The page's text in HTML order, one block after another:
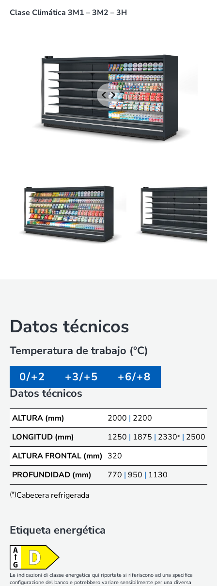
Clase Climática 3M1 – 3M2 – 3H
Datos técnicos
Temperatura de trabajo (°C)
0/+2
+3/+5
+6/+8
Datos técnicos
ALTURA (mm) 2000 | 2200
LONGITUD (mm)
1250 | 1875 | 2330* | 2500
ALTURA FRONTAL (mm) 320
PROFUNDIDAD (mm)
770 | 950 | 1130
(*)Cabecera refrigerada
Etiqueta energética
Le indicazioni di classe energetica qui riportate si riferiscono ad una specifica
configurazione del banco e potrebbero variare sensibilmente per una diversa